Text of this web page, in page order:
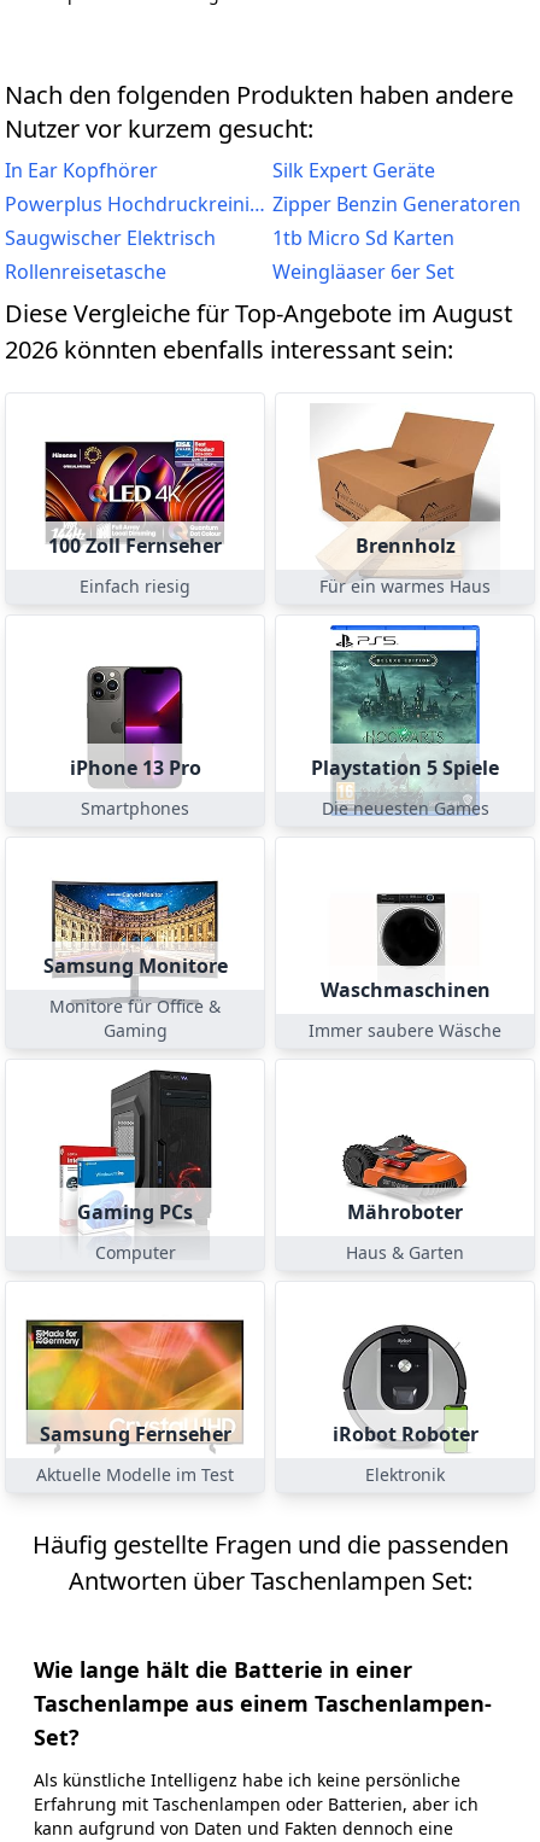
Nach den folgenden Produkten haben andere
Nutzer vor kurzem gesucht:
In Ear Kopfhörer
Silk Expert Geräte
Powerplus Hochdruckreiniger Zipper Benzin Generatoren
Saugwischer Elektrisch
1tb Micro Sd Karten
Rollenreisetasche
Weingläaser 6er Set
Diese Vergleiche für Top-Angebote im August
2026 könnten ebenfalls interessant sein:
100 Zoll Fernseher
Einfach riesig
Brennholz
Für ein warmes Haus
iPhone 13 Pro
Smartphones
Playstation 5 Spiele
Die neuesten Games
Samsung Monitore
Monitore für Office &
Gaming
Waschmaschinen
Immer saubere Wäsche
Gaming PCs
Computer
Mähroboter
Haus & Garten
Samsung Fernseher
Aktuelle Modelle im Test
iRobot Roboter
Elektronik
Häufig gestellte Fragen und die passenden
Antworten über Taschenlampen Set:
Wie lange hält die Batterie in einer
Taschenlampe aus einem Taschenlampen-
Set?
Als künstliche Intelligenz habe ich keine persönliche
Erfahrung mit Taschenlampen oder Batterien, aber ich
kann aufgrund von Daten und Fakten dennoch eine